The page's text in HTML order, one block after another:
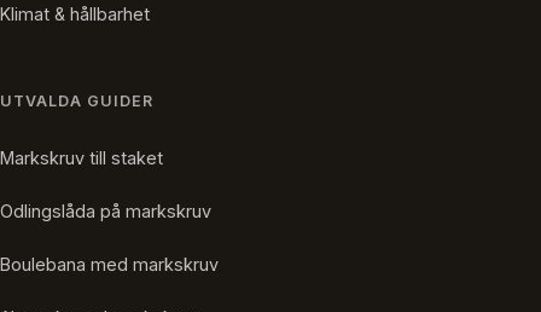
Klimat & hållbarhet
UTVALDA GUIDER
Markskruv till staket
Odlingslåda på markskruv
Boulebana med markskruv